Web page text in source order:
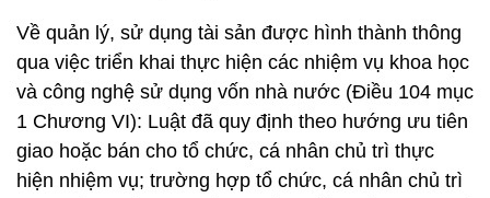
Về quản lý, sử dụng tài sản được hình thành thông
qua việc triển khai thực hiện các nhiệm vụ khoa học
và công nghệ sử dụng vốn nhà nước (Điều 104 mục
1 Chương VI): Luật đã quy định theo hướng ưu tiên
giao hoặc bán cho tổ chức, cá nhân chủ trì thực
hiện nhiệm vụ; trường hợp tổ chức, cá nhân chủ trì